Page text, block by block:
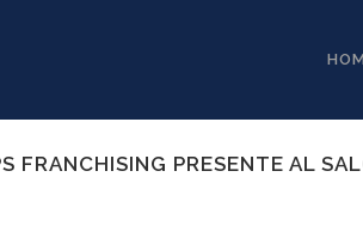
FRANCHISING PRESENTE AL